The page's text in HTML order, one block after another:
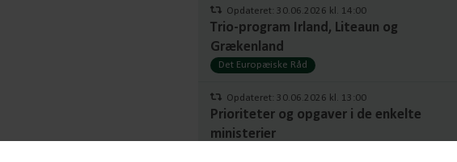
Opdateret: 30.06.2026 kl. 14:00
Trio-program Irland, Liteaun og
Grækenland
Det Europæiske Råd
Opdateret: 30.06.2026 kl. 13:00
Prioriteter og opgaver i de enkelte
ministerier